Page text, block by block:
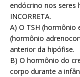
endócrino nos seres
INCORRETA.
A) O TSH (hormônio
(hormônio
anterior da hipófise.
B) O hormônio do
corpo durante a